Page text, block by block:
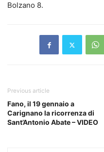
Bolzano 8.
Previous article
Fano, il 19 gennaio a
Carignano la ricorrenza di
Sant’Antonio Abate – VIDEO